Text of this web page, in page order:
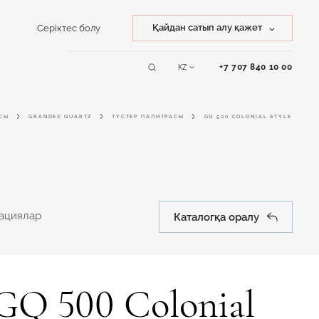
көрсету
Серіктес болу Қайдан сатып алу қажет
KZ +7 707 840 10 00
GRANDEX QUARTZ ТҮСТЕР ПАЛИТРАСЫ GQ 500 COLONIAL STYLE
Каталогқа оралу
500 Colonial